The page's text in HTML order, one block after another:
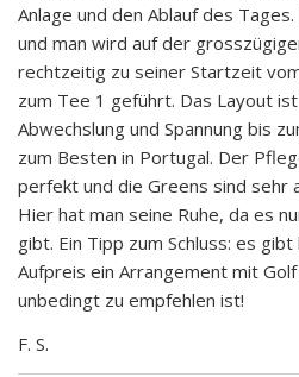
Anlage und den Ablauf des
und man wird auf der
rechtzeitig zu seiner Startzeit
zum Tee 1 geführt. Das Layout
Abwechslung und Spannung bis
zum Besten in Portugal. Der
perfekt und die Greens sind sehr
Hier hat man seine Ruhe, da es
gibt. Ein Tipp zum Schluss: es
Aufpreis ein Arrangement mit
unbedingt zu empfehlen ist!
F. S.